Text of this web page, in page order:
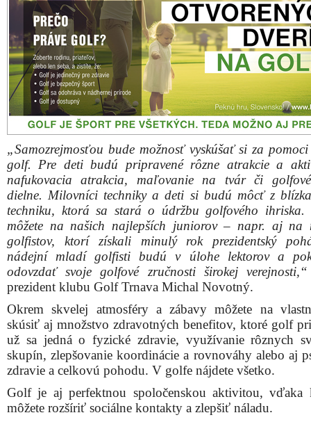
„Samozrejmosťou bude možnosť vyskúšať si za
golf. Pre deti budú pripravené rôzne atrakcie a
nafukovacia atrakcia, maľovanie na tvár či
dielne. Milovníci techniky a deti si budú môcť z
techniku, ktorá sa stará o údržbu golfového ihriska.
môžete na našich najlepších juniorov – napr. aj na
golfistov, ktorí získali minulý rok prezidentský
nádejní mladí golfisti budú v úlohe lektorov a
odovzdať svoje golfové zručnosti širokej verejnosti,“
prezident klubu Golf Trnava Michal Novotný.
Okrem skvelej atmosféry a zábavy môžete na
skúsiť aj množstvo zdravotných benefitov, ktoré golf
už sa jedná o fyzické zdravie, využívanie rôznych
skupín, zlepšovanie koordinácie a rovnováhy alebo aj
zdravie a celkovú pohodu. V golfe nájdete všetko.
Golf je aj perfektnou spoločenskou aktivitou, vďaka
môžete rozšíriť sociálne kontakty a zlepšiť náladu.